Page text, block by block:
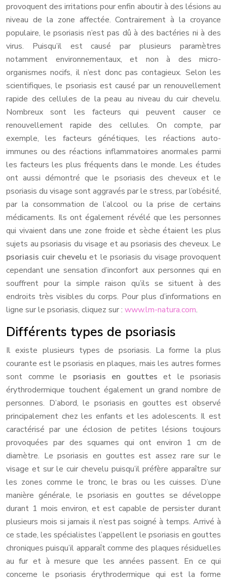
provoquent des irritations pour enfin aboutir à des lésions au
niveau de la zone affectée. Contrairement à la croyance
populaire, le psoriasis n’est pas dû à des bactéries ni à des
virus. Puisqu’il est causé par plusieurs paramètres
notamment environnementaux, et non à des micro-
organismes nocifs, il n’est donc pas contagieux. Selon les
scientifiques, le psoriasis est causé par un renouvellement
rapide des cellules de la peau au niveau du cuir chevelu.
Nombreux sont les facteurs qui peuvent causer ce
renouvellement rapide des cellules. On compte, par
exemple, les facteurs génétiques, les réactions auto-
immunes ou des réactions inflammatoires anormales parmi
les facteurs les plus fréquents dans le monde. Les études
ont aussi démontré que le psoriasis des cheveux et le
psoriasis du visage sont aggravés par le stress, par l’obésité,
par la consommation de l’alcool ou la prise de certains
médicaments. Ils ont également révélé que les personnes
qui vivaient dans une zone froide et sèche étaient les plus
sujets au psoriasis du visage et au psoriasis des cheveux. Le
psoriasis cuir chevelu et le psoriasis du visage provoquent
cependant une sensation d’inconfort aux personnes qui en
souffrent pour la simple raison qu’ils se situent à des
endroits très visibles du corps. Pour plus d’informations en
ligne sur le psoriasis, cliquez sur : www.lm-natura.com.
Différents types de psoriasis
Il existe plusieurs types de psoriasis. La forme la plus
courante est le psoriasis en plaques, mais les autres formes
sont comme le psoriasis en gouttes et le psoriasis
érythrodermique touchent également un grand nombre de
personnes. D’abord, le psoriasis en gouttes est observé
principalement chez les enfants et les adolescents. Il est
caractérisé par une éclosion de petites lésions toujours
provoquées par des squames qui ont environ 1 cm de
diamètre. Le psoriasis en gouttes est assez rare sur le
visage et sur le cuir chevelu puisqu’il préfère apparaître sur
les zones comme le tronc, le bras ou les cuisses. D’une
manière générale, le psoriasis en gouttes se développe
durant 1 mois environ, et est capable de persister durant
plusieurs mois si jamais il n’est pas soigné à temps. Arrivé à
ce stade, les spécialistes l’appellent le psoriasis en gouttes
chroniques puisqu’il apparaît comme des plaques résiduelles
au fur et à mesure que les années passent. En ce qui
concerne le psoriasis érythrodermique qui est la forme